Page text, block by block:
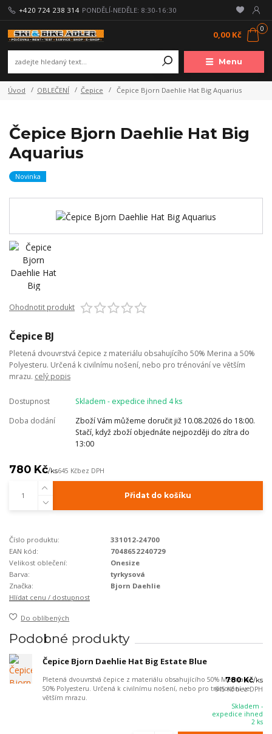
Menu
+420 724 238 314 PONDĚLÍ-NEDĚLE: 8:30-16:30
0
0,00 Kč
Úvod OBLEČENÍ Čepice Čepice Bjorn Daehlie Hat Big Aquarius
Čepice Bjorn Daehlie Hat Big
Aquarius
Novinka
Ohodnotit produkt
Čepice BJ
Pletená dvouvrstvá čepice z materiálu obsahujícího 50% Merina a 50%
Polyesteru. Určená k civilnímu nošení, nebo pro trénování ve větším
mrazu. celý popis
Dostupnost
Skladem - expedice ihned 4 ks
Doba dodání
Zboží Vám můžeme doručit již 10.08.2026 do 18:00.
Stačí, když zboží objednáte nejpozději do zítra do
13:00
780 Kč/ks645 Kčbez DPH
Přidat do košíku
Číslo produktu:
331012-24700
EAN kód:
7048652240729
Velikost oblečení:
Onesize
Barva:
tyrkysová
Značka:
Bjorn Daehlie
Hlídat cenu / dostupnost
Do oblíbených
Podobné produkty
Čepice Bjorn Daehlie Hat Big Estate Blue
Pletená dvouvrstvá čepice z materiálu obsahujícího 50% Merina a
50% Polyesteru. Určená k civilnímu nošení, nebo pro trénování ve
větším mrazu.
780 Kč/ks
645 Kčbez DPH
Skladem -
expedice ihned
2 ks